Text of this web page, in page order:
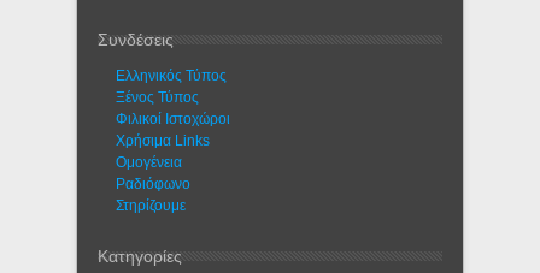
Συνδέσεις
Ελληνικός Τύπος
Ξένος Τύπος
Φιλικοί Ιστοχώροι
Χρήσιμα Links
Ομογένεια
Ραδιόφωνο
Στηρίζουμε
Κατηγορίες